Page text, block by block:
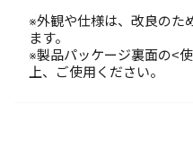
※外観や仕様は、改良のた
ます。
※製品パッケージ裏面の<
上、ご使用ください。